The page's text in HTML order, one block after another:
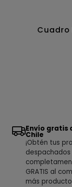
Cuadro
Envío gratis
Chile
¡Obtén tus
despachados
GRATIS al
más